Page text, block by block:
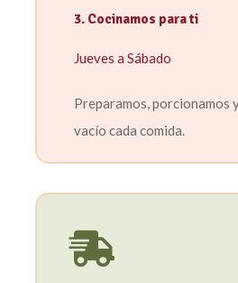
3. Cocinamos para ti
Jueves a Sábado
Preparamos, porcionamos
vacío cada comida.